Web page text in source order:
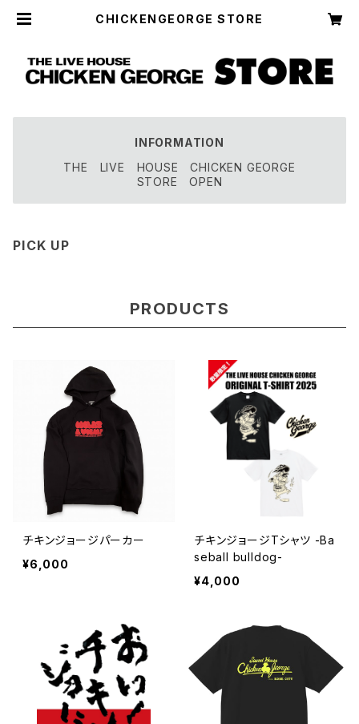
CHICKENGEORGE STORE
INFORMATION
THE LIVE HOUSE CHICKEN GEORGE
STORE OPEN
PICK UP
PRODUCTS
チキンジョージパーカー
¥6,000
チキンジョージTシャツ -Ba
seball bulldog-
¥4,000